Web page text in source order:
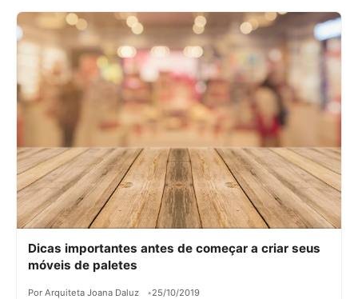
Dicas importantes antes de começar a criar seus
móveis de paletes
Por Arquiteta Joana Daluz 25/10/2019